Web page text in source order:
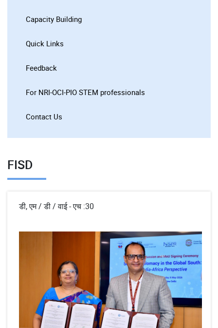
Capacity Building
Quick Links
Feedback
For NRI-OCI-PIO STEM professionals
Contact Us
FISD
डी, एम / डी / वाई - एच :30